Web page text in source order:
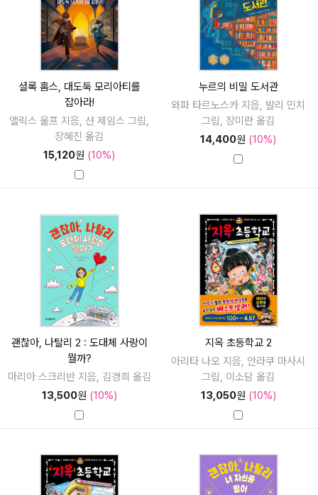
셜록 홈스, 대도둑 모리아티를
잡아라!
앨릭스 울프 지음, 샨 제임스 그림,
장혜진 옮김
15,120원 (10%)
누르의 비밀 도서관
와파 타르노스카 지음, 발리 민치
그림, 장미란 옮김
14,400원 (10%)
괜찮아, 나탈리 2 : 도대체 사랑이
뭘까?
마리아 스크리반 지음, 김경희 옮김
13,500원 (10%)
지옥 초등학교 2
아리타 나오 지음, 안라쿠 마사시
그림, 이소담 옮김
13,050원 (10%)